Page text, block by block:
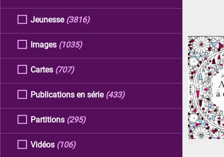
Jeunesse (3816)
Images (1035)
Cartes (707)
Publications en série (433)
Partitions (295)
Vidéos (106)